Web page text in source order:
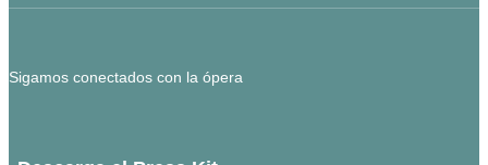
Sigamos conectados con la ópera